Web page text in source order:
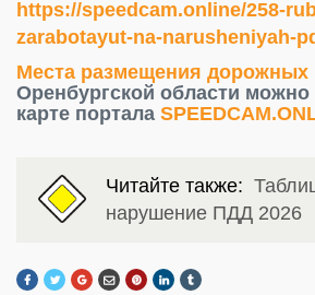
https://speedcam.online/258-
zarabotayut-na-narusheniyah-
Места размещения дорожных
Оренбургской области можно
карте портала
Читайте также:
нарушение ПДД 2026